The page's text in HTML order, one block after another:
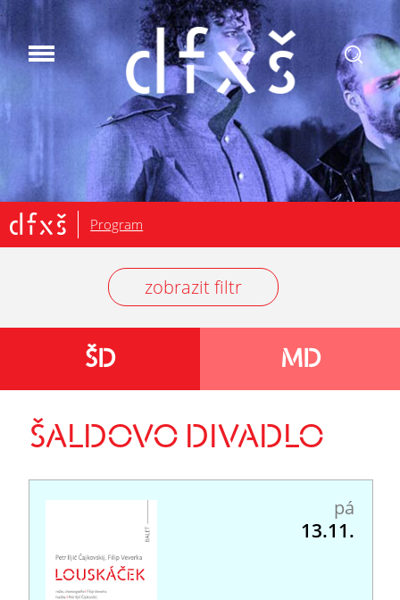
.
Program
zobrazit filtr
ŠD MD
ŠALDOVO DIVADLO
pá
13.11.